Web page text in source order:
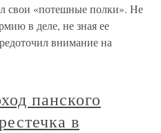
свои «потешные полки». Не
в деле, не зная ее
внимание на
панского
в